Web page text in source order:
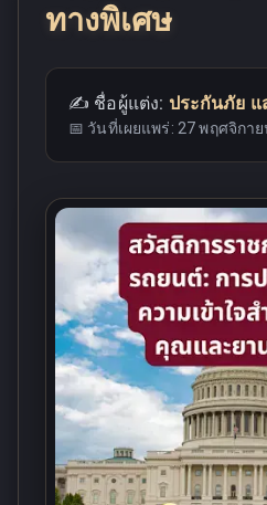
ทางพิเศษ
✍️ ชื่อผู้แต่ง: ประกันภัย แ
📅 วันที่เผยแพร่: 27 พฤศจิกา